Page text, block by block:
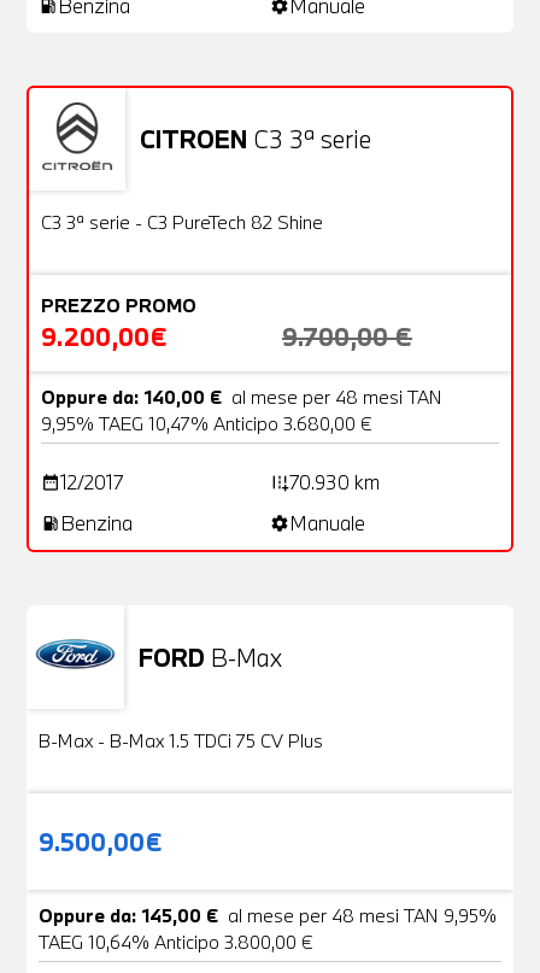
local_gas_station Benzina settingsManuale
CITROEN C3 3ª serie
OFFERTA
Usato
C3 3ª serie - C3 PureTech 82 Shine
PREZZO PROMO
9.200,00€ 9.700,00 €
Oppure da: 140,00 € al mese per 48 mesi TAN
9,95% TAEG 10,47% Anticipo 3.680,00 €
date_range12/2017 add_road70.930 km
local_gas_station Benzina settingsManuale
FORD B-Max
B-Max - B-Max 1.5 TDCi 75 CV Plus
9.500,00€
Oppure da: 145,00 € al mese per 48 mesi TAN 9,95%
TAEG 10,64% Anticipo 3.800,00 €